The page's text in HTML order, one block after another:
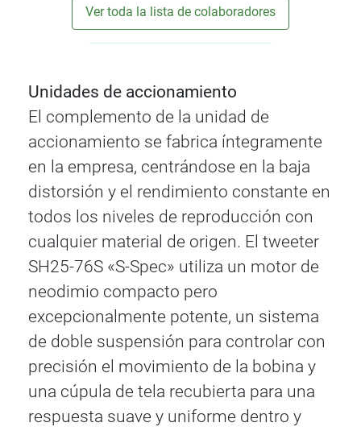
Ver toda la lista de colaboradores
Unidades de accionamiento
El complemento de la unidad de
accionamiento se fabrica íntegramente
en la empresa, centrándose en la baja
distorsión y el rendimiento constante en
todos los niveles de reproducción con
cualquier material de origen. El tweeter
SH25-76S «S-Spec» utiliza un motor de
neodimio compacto pero
excepcionalmente potente, un sistema
de doble suspensión para controlar con
precisión el movimiento de la bobina y
una cúpula de tela recubierta para una
respuesta suave y uniforme dentro y